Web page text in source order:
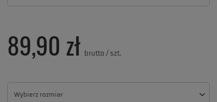
Wybierz rozmiar
Wybierz rozmiar
89,90 zł brutto / szt.